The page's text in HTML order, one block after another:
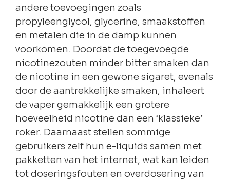
andere toevoegingen zoals
propyleenglycol, glycerine, smaakstoffen
en metalen die in de damp kunnen
voorkomen. Doordat de toegevoegde
nicotinezouten minder bitter smaken dan
de nicotine in een gewone sigaret, evenals
door de aantrekkelijke smaken, inhaleert
de vaper gemakkelijk een grotere
hoeveelheid nicotine dan een ‘klassieke’
roker. Daarnaast stellen sommige
gebruikers zelf hun e-liquids samen met
pakketten van het internet, wat kan leiden
tot doseringsfouten en overdosering van